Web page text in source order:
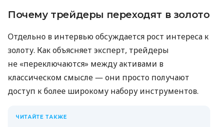
Почему трейдеры переходят в золото
Отдельно в интервью обсуждается рост интереса к
золоту. Как объясняет эксперт, трейдеры
не «переключаются» между активами в
классическом смысле — они просто получают
доступ к более широкому набору инструментов.
ЧИТАЙТЕ ТАКЖЕ